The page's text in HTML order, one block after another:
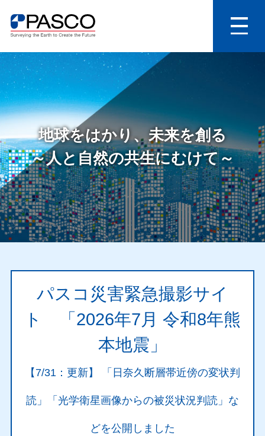
地球をはかり、未来を創る
～人と自然の共生にむけて～
パスコ災害緊急撮影サイ
ト 「2026年7月 令和8年熊
本地震」
【7/31：更新】 「日奈久断層帯近傍の変状判
読」「光学衛星画像からの被災状況判読」な
どを公開しました